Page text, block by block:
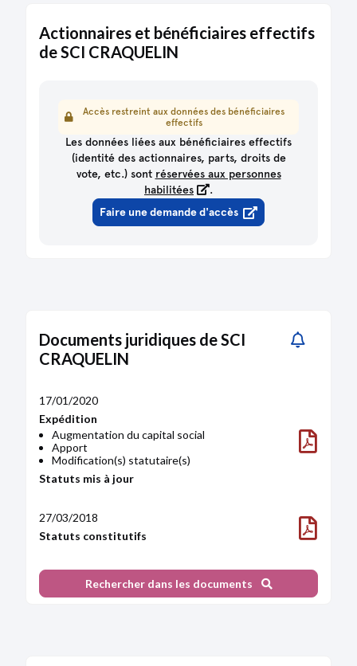
Actionnaires et bénéficiaires effectifs
de SCI CRAQUELIN
Accès restreint aux données des bénéficiaires
effectifs
Les données liées aux bénéficiaires effectifs
(identité des actionnaires, parts, droits de
vote, etc.) sont réservées aux personnes
habilitées
.
Faire une demande d'accès
Documents juridiques de SCI
CRAQUELIN
Expédition
Augmentation du capital social
Apport
Modification(s) statutaire(s)
Statuts mis à jour
17/01/2020
Statuts constitutifs
27/03/2018
Rechercher dans les documents